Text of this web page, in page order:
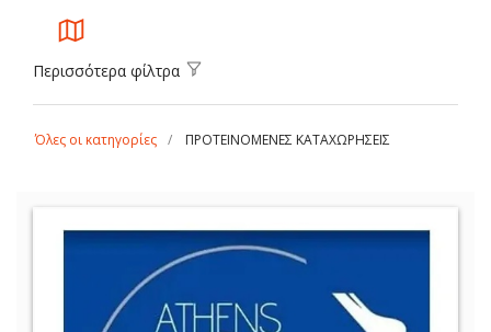
Περισσότερα φίλτρα
Όλες οι κατηγορίες ΠΡΟΤΕΙΝΟΜΕΝΕΣ ΚΑΤΑΧΩΡΗΣΕΙΣ